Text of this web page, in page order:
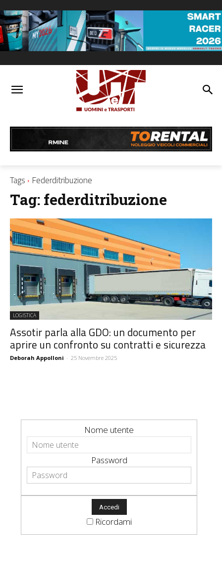
Tags Federditribuzione
Tag: federditribuzione
LOGISTICA
Assotir parla alla GDO: un documento per
aprire un confronto su contratti e sicurezza
Deborah Appolloni - 25 Novembre 2025
Nome utente
Password
Ricordami